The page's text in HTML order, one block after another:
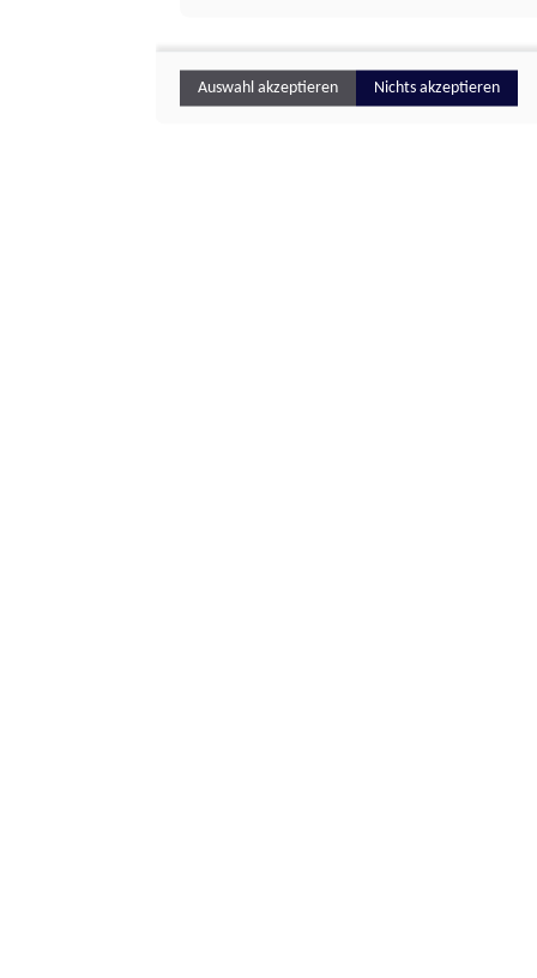
Auswahl akzeptieren Nichts akzeptieren